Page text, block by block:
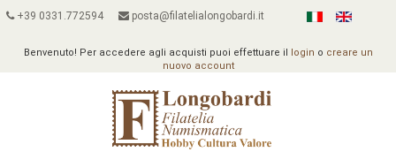
+39 0331.772594 posta@filatelialongobardi.it
Benvenuto! Per accedere agli acquisti puoi effettuare il login o creare un
nuovo account